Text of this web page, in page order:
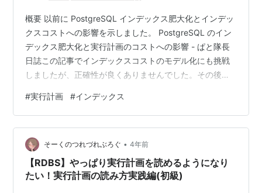
概要 以前に PostgreSQL インデックス肥大化とインデッ
クスコストへの影響を示しました。 PostgreSQL のイン
デックス肥大化と実行計画のコストへの影響 - ぱと隊長
日誌この記事でインデックスコストのモデル化にも挑戦
しましたが、正確性が良くありませんでした。その後、
た。今回は現時点の PostgreSQL 最新版でも同様の事象
が起こることを示しつつ、モデルの見直しを行います。
前提 PostgreSQL のインデックスサイズは一度大きくな
ると、その後小さくなるタイミングが限られています。
「［改訂新版］内部構造から学ぶPostgre…
#実行計画 #インデックス
そーくのつれづれぶろぐ • 4年前
【RDBS】やっぱり実行計画を読めるようになり
たい！実行計画の読み方実践編(初級)